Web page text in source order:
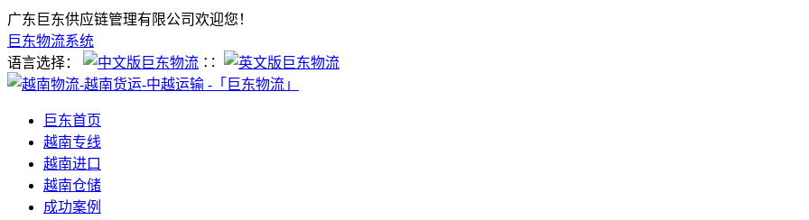
广东巨东供应链管理有限公司欢迎您！
巨东物流系统
语言选择：
∷
巨东首页
越南专线
越南进口
越南仓储
成功案例